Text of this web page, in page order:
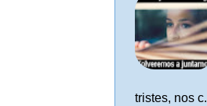
tristes, nos